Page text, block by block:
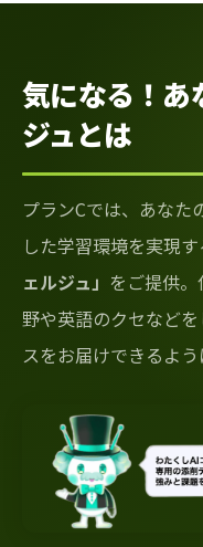
気になる！あ
ジュとは
プランCでは、あなた
した学習環境を実現
ェルジュ」 をご提供
野や英語のクセなど
スをお届けできるよう